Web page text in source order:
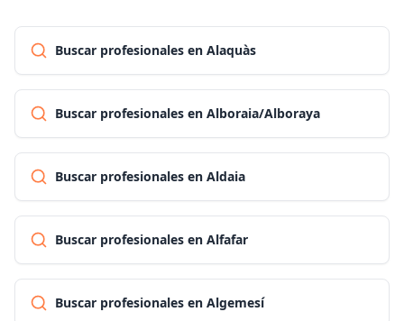
Buscar profesionales en Alaquàs
Buscar profesionales en Alboraia/Alboraya
Buscar profesionales en Aldaia
Buscar profesionales en Alfafar
Buscar profesionales en Algemesí